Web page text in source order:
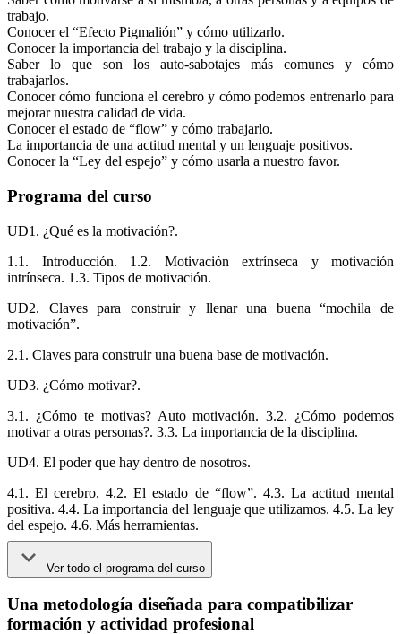
trabajo.
Conocer el “Efecto Pigmalión” y cómo utilizarlo.
Conocer la importancia del trabajo y la disciplina.
Saber lo que son los auto-sabotajes más comunes y cómo
trabajarlos.
Conocer cómo funciona el cerebro y cómo podemos entrenarlo para
mejorar nuestra calidad de vida.
Conocer el estado de “flow” y cómo trabajarlo.
La importancia de una actitud mental y un lenguaje positivos.
Conocer la “Ley del espejo” y cómo usarla a nuestro favor.
Programa del curso
UD1. ¿Qué es la motivación?.
1.1. Introducción. 1.2. Motivación extrínseca y motivación
intrínseca. 1.3. Tipos de motivación.
UD2. Claves para construir y llenar una buena “mochila de
motivación”.
2.1. Claves para construir una buena base de motivación.
UD3. ¿Cómo motivar?.
3.1. ¿Cómo te motivas? Auto motivación. 3.2. ¿Cómo podemos
motivar a otras personas?. 3.3. La importancia de la disciplina.
UD4. El poder que hay dentro de nosotros.
4.1. El cerebro. 4.2. El estado de “flow”. 4.3. La actitud mental
positiva. 4.4. La importancia del lenguaje que utilizamos. 4.5. La ley
del espejo. 4.6. Más herramientas.
Ver todo el programa del curso
Una metodología diseñada para compatibilizar
formación y actividad profesional